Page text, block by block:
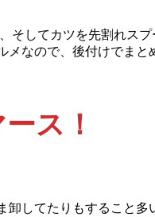
そしてカツを先割れス
なので、後付けでま
ス！
してたりもすること